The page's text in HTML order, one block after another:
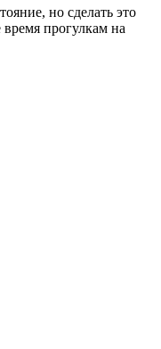
но сделать это
прогулкам на